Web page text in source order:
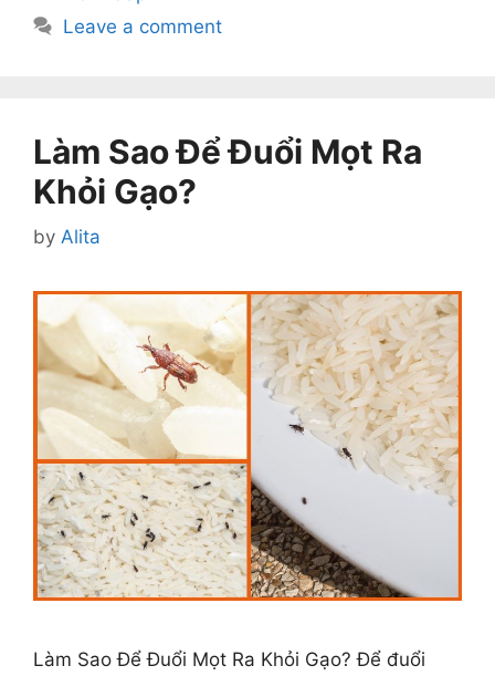
Leave a comment
Làm Sao Để Đuổi Mọt Ra
Khỏi Gạo?
by Alita
Làm Sao Để Đuổi Mọt Ra Khỏi Gạo? Để đuổi